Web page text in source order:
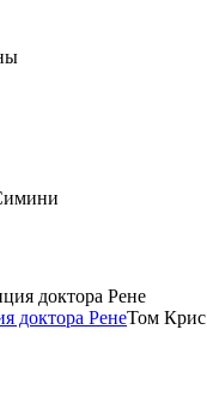
доктора РенеТом Крис